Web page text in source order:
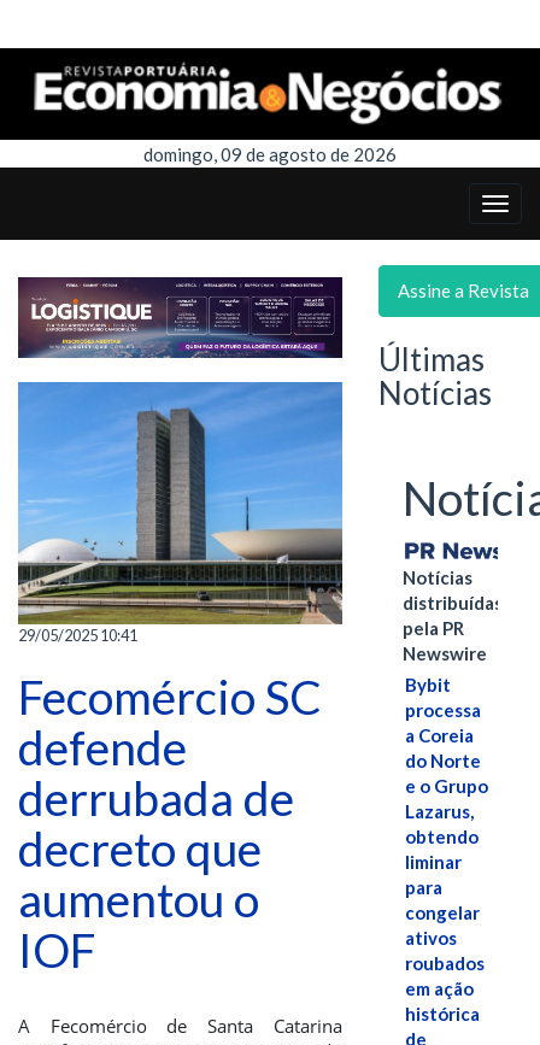
domingo, 09 de agosto de 2026
29/05/2025 10:41
Fecomércio SC
defende
derrubada de
decreto que
aumentou o
IOF
A Fecomércio de Santa Catarina
Assine a Revista
Últimas
Notícias
Notícias
distribuídas
pela PR
Newswire
Bybit
processa
a Coreia
do Norte
e o Grupo
Lazarus,
obtendo
liminar
para
congelar
ativos
roubados
em ação
histórica
de